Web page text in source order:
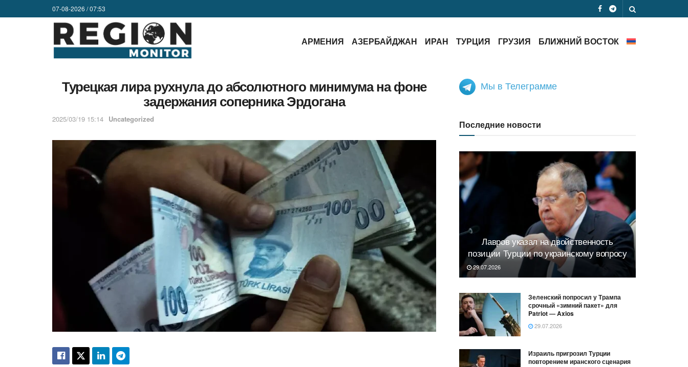
07-08-2026 / 07:53
АРМЕНИЯ АЗЕРБАЙДЖАН ИРАН ТУРЦИЯ ГРУЗИЯ БЛИЖНИЙ ВОСТОК
Турецкая лира рухнула до абсолютного минимума на фоне
задержания соперника Эрдогана
2025/03/19 15:14 Uncategorized
Мы в Телеграмме
Последние новости
Лавров указал на двойственность
позиции Турции по украинскому вопросу
29.07.2026
Зеленский попросил у Трампа
срочный «зимний пакет» для
Patriot — Axios
29.07.2026
Израиль пригрозил Турции
повторением иранского сценария